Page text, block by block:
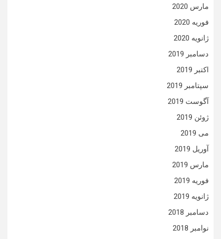
مارس 2020
فوریه 2020
ژانویه 2020
دسامبر 2019
اکتبر 2019
سپتامبر 2019
آگوست 2019
ژوئن 2019
می 2019
آوریل 2019
مارس 2019
فوریه 2019
ژانویه 2019
دسامبر 2018
نوامبر 2018